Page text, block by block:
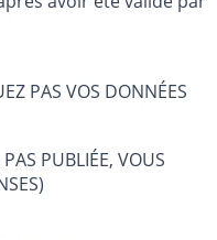
PAS VOS DONNÉES
PUBLIÉE, VOUS